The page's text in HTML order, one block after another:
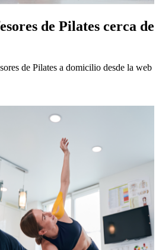
de Pilates cerca de
de Pilates a domicilio desde la web